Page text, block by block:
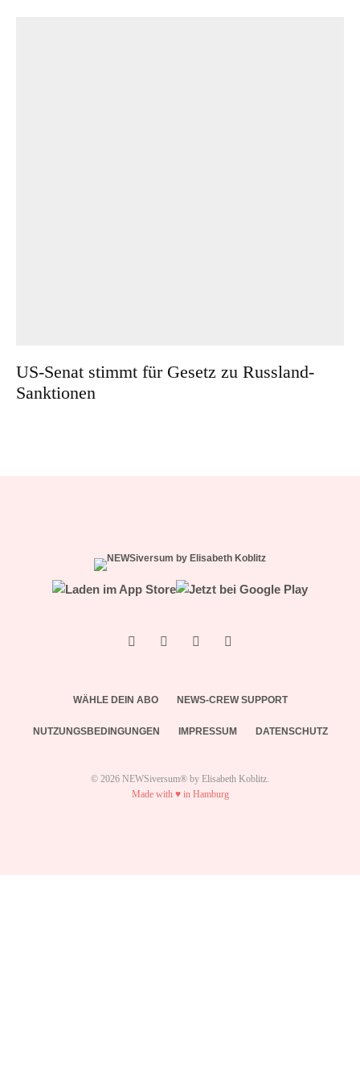
US-Senat stimmt für Gesetz zu Russland-
Sanktionen
WÄHLE DEIN ABO NEWS-CREW SUPPORT
NUTZUNGSBEDINGUNGEN IMPRESSUM DATENSCHUTZ
© 2026 NEWSiversum® by Elisabeth Koblitz.
Made with ♥ in Hamburg